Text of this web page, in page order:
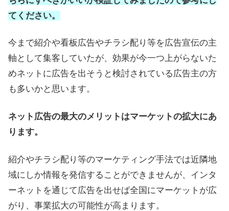
てください。
今まで紹介や看板広告やチラシ配り等を広告宣伝の主
軸として集客していたが、効果が今一つ上がらないた
めネットに広告を出そうと検討されている広告主の方
も多いかと思います。
ネット広告の最大のメリットはマーケットの拡大にあ
ります。
紹介やチラシ配り等のマーケティング手法では近隣地
域にしか情報を発信することができませんが、インタ
ーネットを通じて広告を出せば全国にマーケットが広
がり、事業拡大の可能性が高まります。